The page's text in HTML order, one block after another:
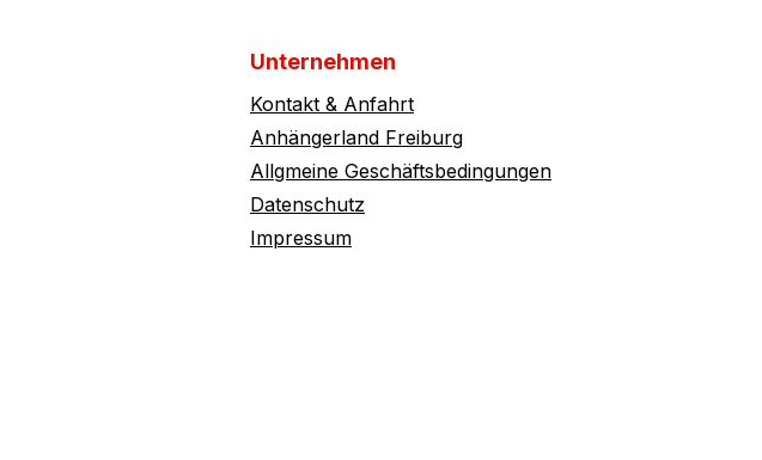
Unternehmen
Kontakt & Anfahrt
Anhängerland Freiburg
Allgmeine Geschäftsbedingungen
Datenschutz
Impressum